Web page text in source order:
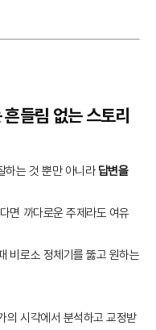
들림 없는 스토리
하는 것 뿐만 아니라답변을
면 까다로운 주제라도 여유
비로소 정체기를 뚫고 원하는
의 시각에서 분석하고 교정받